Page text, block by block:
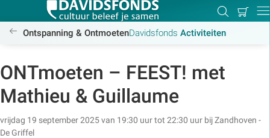
Zoeken
Mijn
/activiteiten
Ontspanning & OntmoetenDavidsfonds Activiteiten
ONTmoeten – FEEST! met
Mathieu & Guillaume
vrijdag 19 september 2025 van 19:30 uur tot 22:30 uur bijZandhoven -
De Griffel
Zoek:
Zoeken